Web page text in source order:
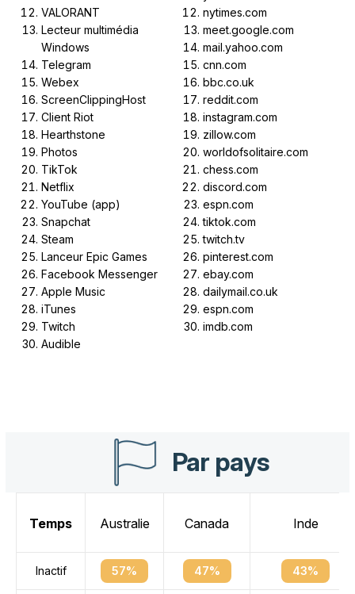
VALORANT
Lecteur multimédia
Windows
Telegram
Webex
ScreenClippingHost
Client Riot
Hearthstone
Photos
TikTok
Netflix
YouTube (app)
Snapchat
Steam
Lanceur Epic Games
Facebook Messenger
Apple Music
iTunes
Twitch
Audible
nytimes.com
meet.google.com
mail.yahoo.com
cnn.com
bbc.co.uk
reddit.com
instagram.com
zillow.com
worldofsolitaire.com
chess.com
discord.com
espn.com
tiktok.com
twitch.tv
pinterest.com
ebay.com
dailymail.co.uk
espn.com
imdb.com
Par pays
Temps Australie Canada Inde
Inactif 57% 47% 43%